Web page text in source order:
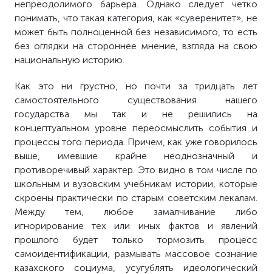
непреодолимого барьера. Однако следует четко
понимать, что такая категория, как «суверенитет», не
может быть полноценной без независимого, то есть
без оглядки на стороннее мнение, взгляда на свою
национальную историю.
Как это ни грустно, но почти за тридцать лет
самостоятельного существования нашего
государства мы так и не решились на
концептуальном уровне переосмыслить события и
процессы того периода. Причем, как уже говорилось
выше, имевшие крайне неоднозначный и
противоречивый характер. Это видно в том числе по
школьным и вузовским учебникам истории, которые
скроены практически по старым советским лекалам.
Между тем, любое замалчивание либо
игнорирование тех или иных фактов и явлений
прошлого будет только тормозить процесс
самоидентификации, размывать массовое сознание
казахского социума, усугублять идеологический